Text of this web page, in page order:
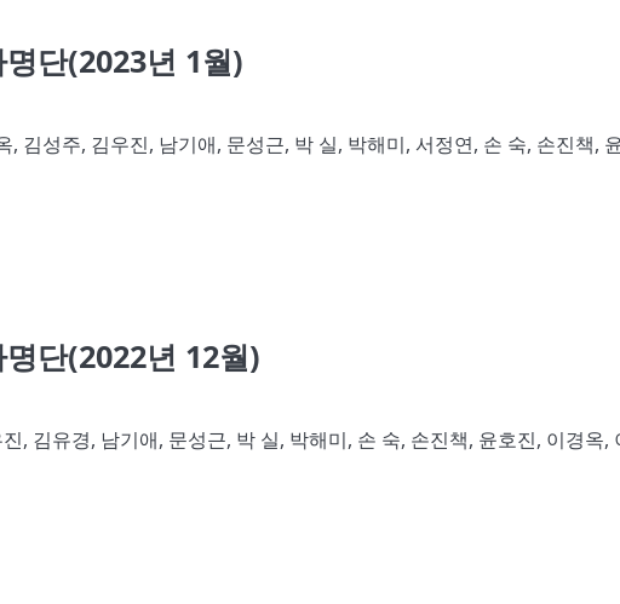
단(2023년 1월)
김성주, 김우진, 남기애, 문성근, 박 실, 박해미, 서정연, 손 숙, 손진책,
단(2022년 12월)
, 김유경, 남기애, 문성근, 박 실, 박해미, 손 숙, 손진책, 윤호진, 이경옥,